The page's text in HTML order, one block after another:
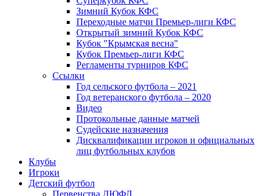
Зимний Кубок КФС
Переходные матчи Премьер-лиги КФС
Открытый зимний Кубок КФС
Кубок "Крымская весна"
Кубок Премьер-лиги КФС
Регламенты турниров КФС
Ссылки
Год сельского футбола – 2021
Год ветеранского футбола – 2020
Видео
Протокольные данные матчей
Судейские назначения
Дисквалификации игроков и официальных
лиц футбольных клубов
Клубы
Игроки
Детский футбол
Первенства ДЮФЛ